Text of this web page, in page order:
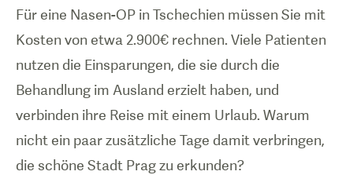
Für eine Nasen-OP in Tschechien müssen Sie mit
Kosten von etwa 2.900€ rechnen. Viele Patienten
nutzen die Einsparungen, die sie durch die
Behandlung im Ausland erzielt haben, und
verbinden ihre Reise mit einem Urlaub. Warum
nicht ein paar zusätzliche Tage damit verbringen,
die schöne Stadt Prag zu erkunden?